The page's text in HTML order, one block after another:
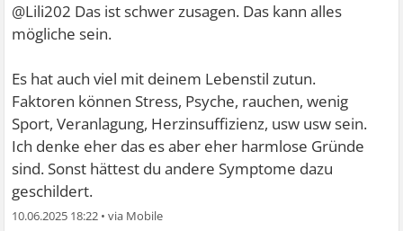
@Lili202 Das ist schwer zusagen. Das kann alles
mögliche sein.
Es hat auch viel mit deinem Lebenstil zutun.
Faktoren können Stress, Psyche, rauchen, wenig
Sport, Veranlagung, Herzinsuffizienz, usw usw sein.
Ich denke eher das es aber eher harmlose Gründe
sind. Sonst hättest du andere Symptome dazu
geschildert.
10.06.2025 18:22 •